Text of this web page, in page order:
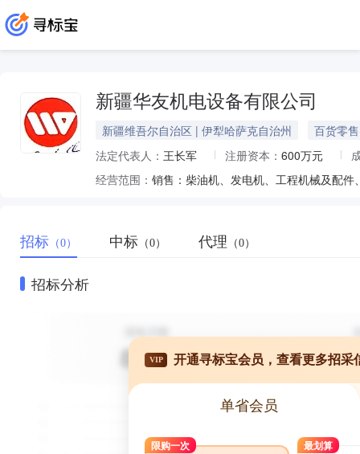
新疆华友机电设备有限公司
新疆维吾尔自治区 | 伊犁哈萨克自治州
百货零售
法定代表人： 王长军 注册资本： 600万元
经营范围：
招标 （0） 中标 （0） 代理 （0）
招标分析
VIP 开通寻标宝会员，查看更多招采
单省会员
限购一次 最划算